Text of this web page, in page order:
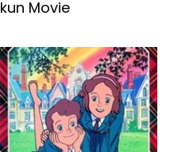
kun Movie